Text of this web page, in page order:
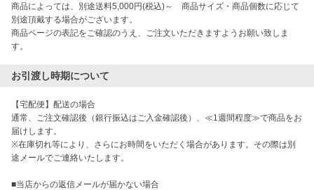
商品によっては、別途送料5,000円(税込)～　商品サイズ・商品個数に応じて
別途頂戴する場合がございます。
商品ページの表記をご確認のうえ、ご注文いただきますようお願い致しま
お引渡し時期について
【宅配便】配送の場合
通常、ご注文確認後（銀行振込はご入金確認後）、≪1週間程度≫で商品をお
届けします。
※在庫切れ等により、さらにお時間をいただく場合があります。その際は別
途メールでご連絡いたします。
■当店からの返信メールが届かない場合